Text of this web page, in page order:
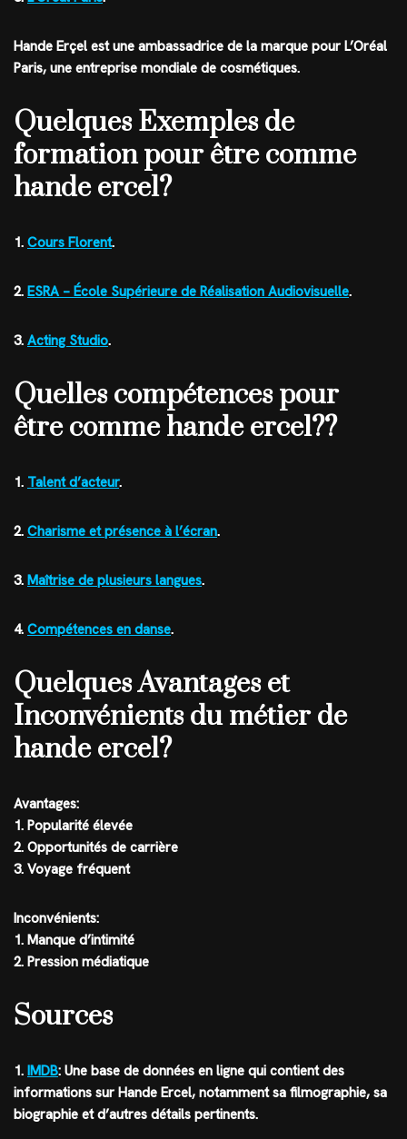
Hande Erçel est une ambassadrice de la marque pour L’Oréal
Paris, une entreprise mondiale de cosmétiques.
Quelques Exemples de
formation pour être comme
hande ercel?
1. Cours Florent.
2. ESRA – École Supérieure de Réalisation Audiovisuelle.
3. Acting Studio.
Quelles compétences pour
être comme hande ercel??
1. Talent d’acteur.
2. Charisme et présence à l’écran.
3. Maîtrise de plusieurs langues.
4. Compétences en danse.
Quelques Avantages et
Inconvénients du métier de
hande ercel?
Avantages:
1. Popularité élevée
2. Opportunités de carrière
3. Voyage fréquent
Inconvénients:
1. Manque d’intimité
2. Pression médiatique
Sources
1. IMDB: Une base de données en ligne qui contient des
informations sur Hande Ercel, notamment sa filmographie, sa
biographie et d’autres détails pertinents.